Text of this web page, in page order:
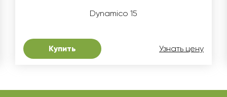
Dynamico 15
Купить Узнать цену